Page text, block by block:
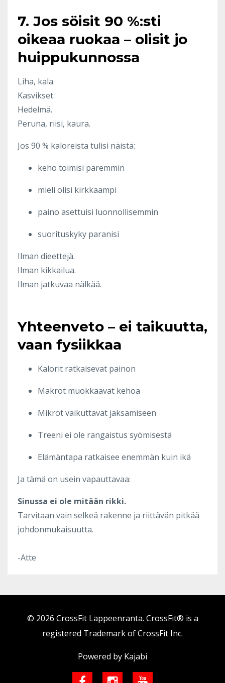
7. Jos söisit 90 %:sti
oikeaa ruokaa – olisit jo
huippukunnossa
Liha, kala.
Kasvikset.
Hedelmä.
Peruna, riisi, kaura.
Jos 90 % kaloreista tulisi näistä:
keho toimisi paremmin
mieli olisi kirkkaampi
paino asettuisi luonnollisemmin
suorituskyky paranisi
Ilman dieettejä.
Ilman kikkailua.
Ilman jatkuvaa nälkää.
Yhteenveto – ei taikuutta,
vaan fysiikkaa
Kalorit ratkaisevat painon
Makrot muokkaavat kehoa
Mikrot vaikuttavat jaksamiseen
Treeni ei ole rangaistus syömisestä
Elämäntapa ratkaisee enemmän kuin ikä
Ja tämä on usein vapauttavaa:
Sinussa ei ole mitään rikki.
Tarvitaan vain selkeä rakenne ja riittävän pitkää
johdonmukaisuutta.
-Atte
© 2026 CrossFit Lappeenranta. CrossFit® is a
registered Trademark of CrossFit Inc.
Powered by Kajabi